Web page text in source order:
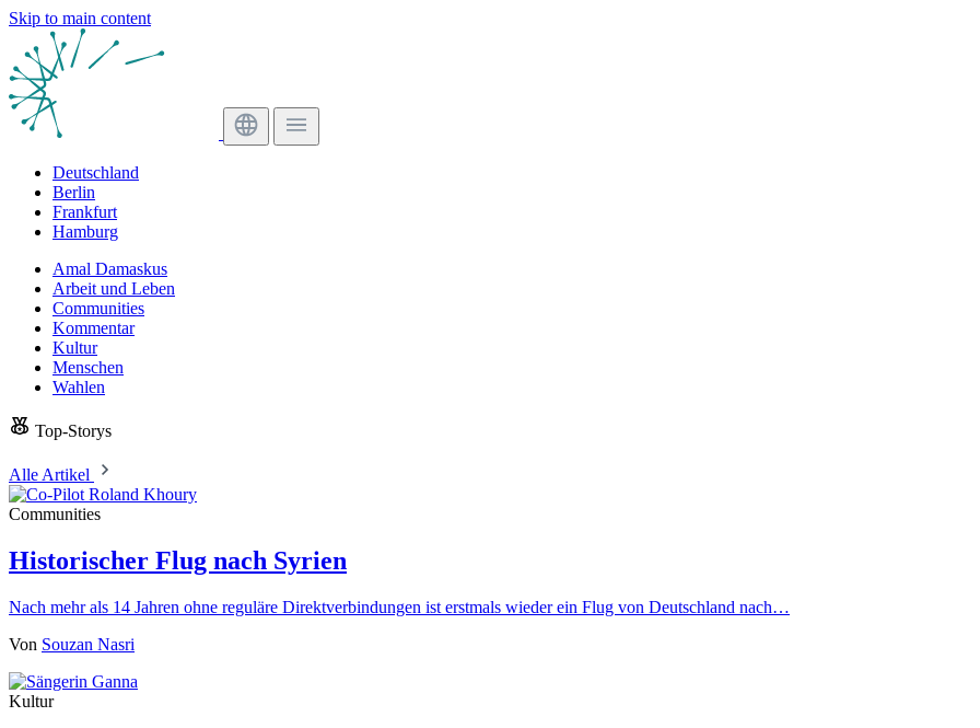
Skip to main content
Deutschland
Berlin
Frankfurt
Hamburg
Amal Damaskus
Arbeit und Leben
Communities
Kommentar
Kultur
Menschen
Wahlen
Top-Storys
Alle Artikel
Communities
Historischer Flug nach Syrien
Nach mehr als 14 Jahren ohne reguläre Direktverbindungen ist erstmals wieder ein Flug von Deutschland nach…
Von Souzan Nasri
Kultur